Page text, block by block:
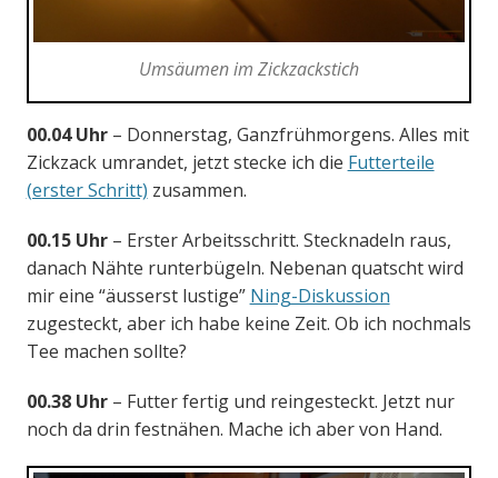
Umsäumen im Zickzackstich
00.04 Uhr– Donnerstag, Ganzfrühmorgens. Alles mit
Zickzack umrandet, jetzt stecke ich die Futterteile
(erster Schritt) zusammen.
00.15 Uhr– Erster Arbeitsschritt. Stecknadeln raus,
danach Nähte runterbügeln. Nebenan quatscht wird
mir eine “äusserst lustige” Ning-Diskussion
zugesteckt, aber ich habe keine Zeit. Ob ich nochmals
Tee machen sollte?
00.38 Uhr– Futter fertig und reingesteckt. Jetzt nur
noch da drin festnähen. Mache ich aber von Hand.